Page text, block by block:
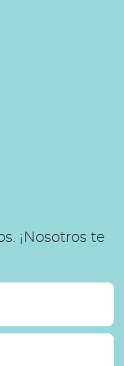
¡Nosotros te